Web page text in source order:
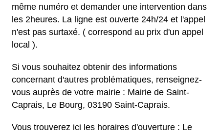
même numéro et demander une intervention dans
les 2heures. La ligne est ouverte 24h/24 et l'appel
n'est pas surtaxé. ( correspond au prix d'un appel
local ).
Si vous souhaitez obtenir des informations
concernant d'autres problématiques, renseignez-
vous auprès de votre mairie : Mairie de Saint-
Caprais, Le Bourg, 03190 Saint-Caprais.
Vous trouverez ici les horaires d'ouverture : Le